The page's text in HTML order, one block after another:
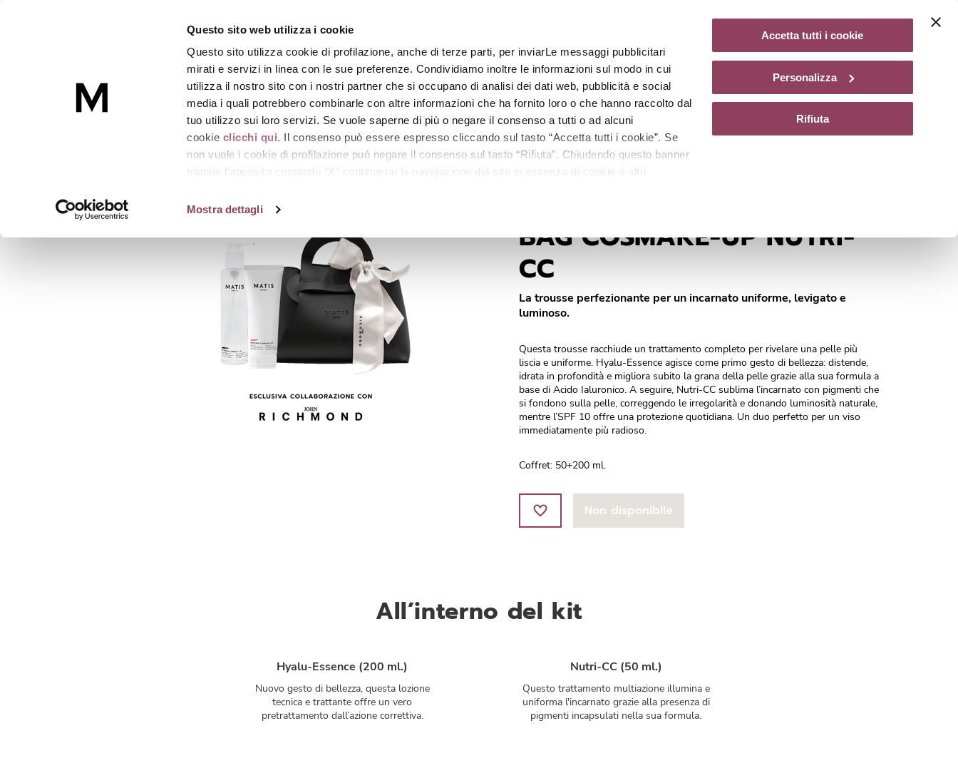
Questo sito web utilizza i cookie
Questo sito utilizza cookie di profilazione, anche di terze parti, per inviarLe messaggi pubblicitari
mirati e servizi in linea con le sue preferenze. Condividiamo inoltre le informazioni sul modo in cui
utilizza il nostro sito con i nostri partner che si occupano di analisi dei dati web, pubblicità e social
media i quali potrebbero combinarle con altre informazioni che ha fornito loro o che hanno raccolto dal
tuo utilizzo sui loro servizi. Se vuole saperne di più o negare il consenso a tutti o ad alcuni
cookie clicchi qui. Il consenso può essere espresso cliccando sul tasto “Accetta tutti i cookie”. Se
non vuole i cookie di profilazione può negare il consenso sul tasto “Rifiuta”. Chiudendo questo banner
tramite l’apposito comando “X” continuerai la navigazione del sito in assenza di cookie o altri
Mostra dettagli
Accetta tutti i cookie
Personalizza
Rifiuta
Skincare Linee Trattamenti Centri estetici Matis Paris Magazine
BAG COSMAKE-UP NUTRI-CC Non disponibile
BAG COSMAKE-UP NUTRI-CC
BAG COSMAKE-UP NUTRI-
CC
La trousse perfezionante per un incarnato uniforme, levigato e
luminoso.
Questa trousse racchiude un trattamento completo per rivelare una pelle più
liscia e uniforme. Hyalu-Essence agisce come primo gesto di bellezza: distende,
idrata in profondità e migliora subito la grana della pelle grazie alla sua formula a
base di Acido Ialuronico. A seguire, Nutri-CC sublima l’incarnato con pigmenti che
si fondono sulla pelle, correggendo le irregolarità e donando luminosità naturale,
mentre l’SPF 10 offre una protezione quotidiana. Un duo perfetto per un viso
immediatamente più radioso.
Coffret: 50+200 ml.
Non disponibile
All’interno del kit
Hyalu-Essence (200 ml.)
Nuovo gesto di bellezza, questa lozione
tecnica e trattante offre un vero
pretrattamento dall’azione correttiva.
Nutri-CC (50 ml.)
Questo trattamento multiazione illumina e
uniforma l'incarnato grazie alla presenza di
pigmenti incapsulati nella sua formula.